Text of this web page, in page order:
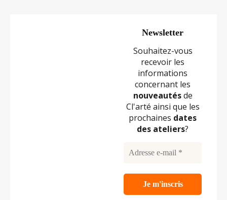
Newsletter
Souhaitez-vous
recevoir les
informations
concernant les
nouveautésde
Cl'arté ainsi que les
prochaines dates
des ateliers?